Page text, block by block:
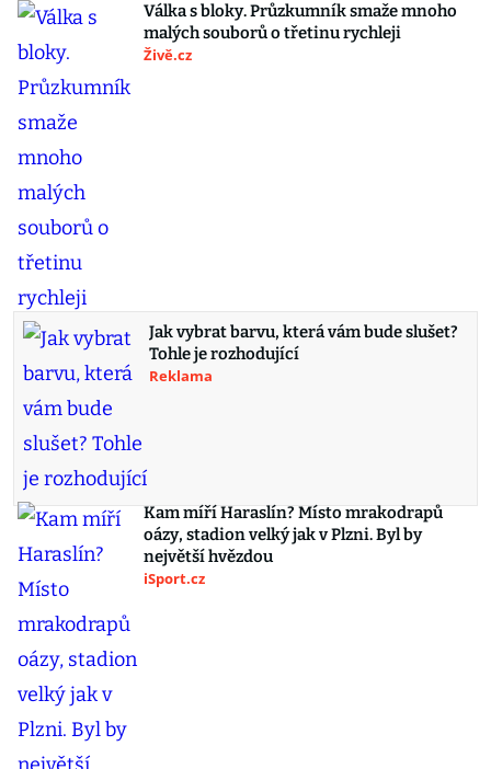
Válka s bloky. Průzkumník smaže mnoho
malých souborů o třetinu rychleji
Živě.cz
Jak vybrat barvu, která vám bude slušet?
Tohle je rozhodující
Reklama
Kam míří Haraslín? Místo mrakodrapů
oázy, stadion velký jak v Plzni. Byl by
největší hvězdou
iSport.cz